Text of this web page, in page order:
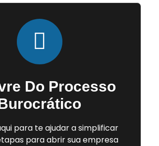
Do Processo
para te ajudar a simplificar
para abrir sua empresa